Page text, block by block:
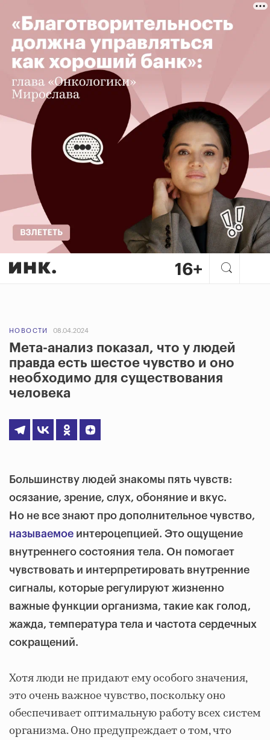
НОВОСТИ 08.04.2024
Мета-анализ показал, что у людей
правда есть шестое чувство и оно
необходимо для существования
человека
Большинству людей знакомы пять чувств:
осязание, зрение, слух, обоняние и вкус.
Но не все знают про дополнительное чувство,
называемое интероцепцией. Это ощущение
внутреннего состояния тела. Он помогает
чувствовать и интерпретировать внутренние
сигналы, которые регулируют жизненно
важные функции организма, такие как голод,
жажда, температура тела и частота сердечных
сокращений.
Хотя люди не придают ему особого значения,
это очень важное чувство, поскольку оно
обеспечивает оптимальную работу всех систем
организма. Оно предупреждает о том, что